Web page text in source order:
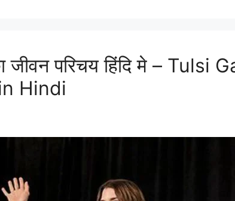
जीवन परिचय हिंदि मे – Tulsi
Hindi